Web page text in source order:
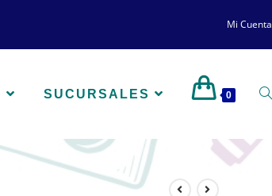
Mi Cuenta
SUCURSALES 0